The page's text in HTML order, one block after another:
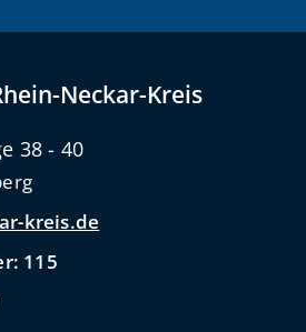
Neckar-Kreis
38 - 40
kreis.de
115